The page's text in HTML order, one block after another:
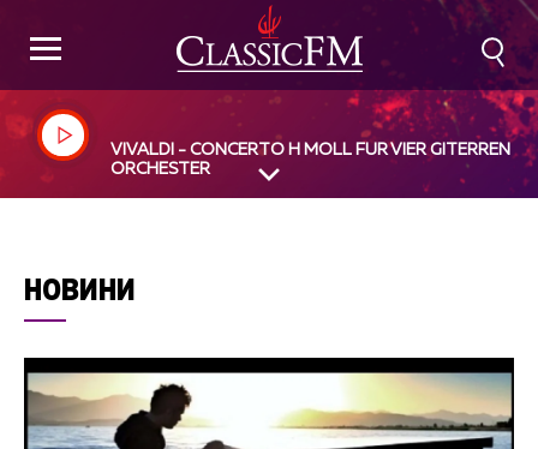
VIVALDI - CONCERTO H MOLL FUR VIER GITERREN
ORCHESTER
НОВИНИ